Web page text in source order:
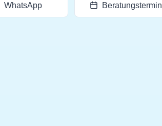
WhatsApp Beratungstermin